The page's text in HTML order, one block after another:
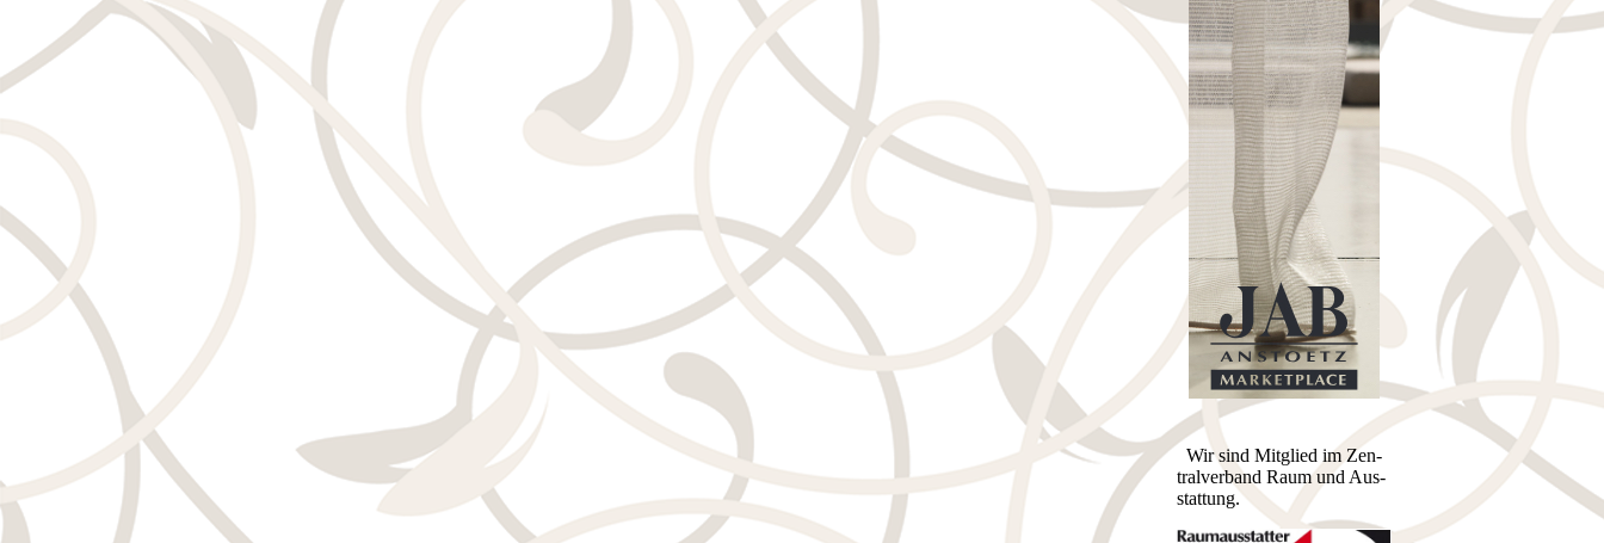
Wir sind Mitglied im Zen­
tral­ver­band Raum und Aus­
stat­tung.